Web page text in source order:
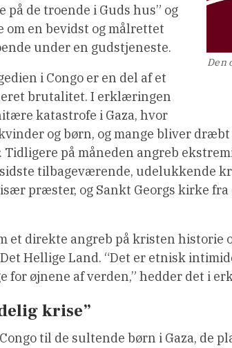
Den
på de troende i Guds hus” og
om en bevidst og målrettet
under en gudstjeneste.
i Congo er en del af et
brutalitet. I erklæringen
katastrofe i Gaza, hvor
og børn, og mange bliver
Tidligere på måneden angreb
tilbageværende, udelukkende
præster, og Sankt Georgs kirke
et direkte angreb på kristen historie
Hellige Land. “Det er etnisk
for øjnene af verden,” hedder det i
krise”
til de sultende børn i Gaza, de